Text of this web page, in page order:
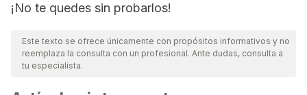
¡No te quedes sin probarlos!
Este texto se ofrece únicamente con propósitos informativos y no
reemplaza la consulta con un profesional. Ante dudas, consulta a
tu especialista.